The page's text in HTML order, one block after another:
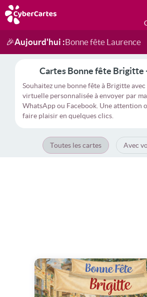
Anniversaire
Fête du jour
Amour
Amitié
Merci
Toutes les cartes
🎉Aujourd'hui :Bonne fête Laurence
Cartes Bonne fête Brigitte
Souhaitez une bonne fête à Brigitte
virtuelle personnalisée à envoyer par
WhatsApp ou Facebook. Une attention
faire plaisir en quelques clics.
Toutes les cartes Avec